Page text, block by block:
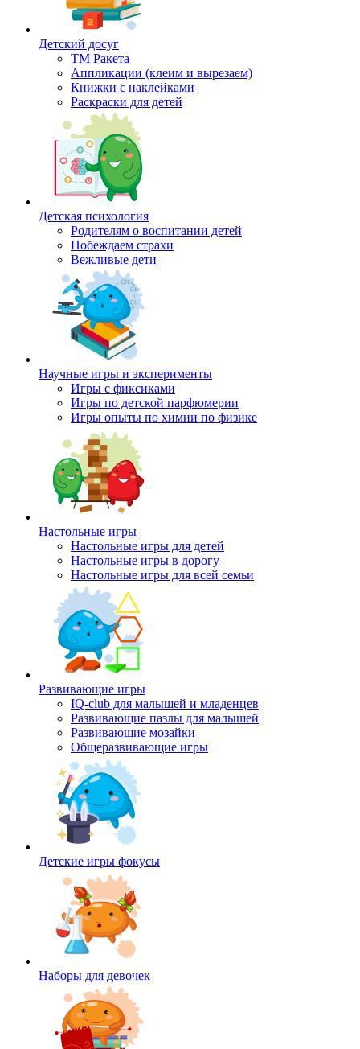
Детский досуг
ТМ Ракета
Аппликации (клеим и вырезаем)
Книжки с наклейками
Раскраски для детей
Детская психология
Родителям о воспитании детей
Побеждаем страхи
Вежливые дети
Научные игры и эксперименты
Игры с фиксиками
Игры по детской парфюмерии
Игры опыты по химии по физике
Настольные игры
Настольные игры для детей
Настольные игры в дорогу
Настольные игры для всей семьи
Развивающие игры
IQ-club для малышей и младенцев
Развивающие пазлы для малышей
Развивающие мозайки
Общеразвивающие игры
Детские игры фокусы
Наборы для девочек